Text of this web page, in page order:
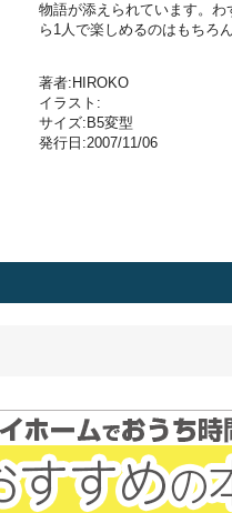
物語が添えられています。
ら1人で楽しめるのはもちろ
著者:HIROKO
イラスト:
サイズ:B5変型
発行日:2007/11/06